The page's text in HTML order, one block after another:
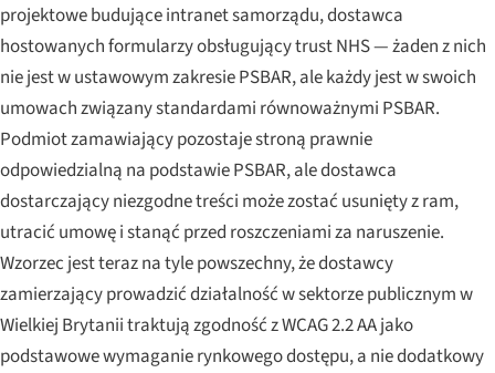
projektowe budujące intranet samorządu, dostawca
hostowanych formularzy obsługujący trust NHS — żaden z nich
nie jest w ustawowym zakresie PSBAR, ale każdy jest w swoich
umowach związany standardami równoważnymi PSBAR.
Podmiot zamawiający pozostaje stroną prawnie
odpowiedzialną na podstawie PSBAR, ale dostawca
dostarczający niezgodne treści może zostać usunięty z ram,
utracić umowę i stanąć przed roszczeniami za naruszenie.
Wzorzec jest teraz na tyle powszechny, że dostawcy
zamierzający prowadzić działalność w sektorze publicznym w
Wielkiej Brytanii traktują zgodność z WCAG 2.2 AA jako
podstawowe wymaganie rynkowego dostępu, a nie dodatkowy